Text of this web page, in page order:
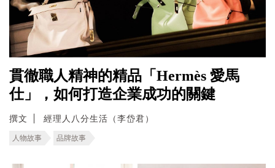
貫徹職人精神的精品「Hermès 愛馬
仕」，如何打造企業成功的關鍵
撰文 經理人八分生活（李岱君）
人物故事 品牌故事